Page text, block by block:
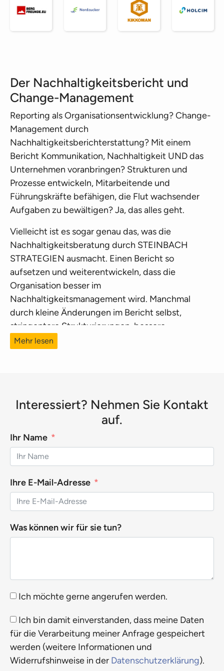
Der Nachhaltigkeitsbericht und
Change-Management
Reporting als Organisationsentwicklung? Change-
Management durch
Nachhaltigkeitsberichterstattung? Mit einem
Bericht Kommunikation, Nachhaltigkeit UND das
Unternehmen voranbringen? Strukturen und
Prozesse entwickeln, Mitarbeitende und
Führungskräfte befähigen, die Flut wachsender
Aufgaben zu bewältigen? Ja, das alles geht.
Vielleicht ist es sogar genau das, was die
Nachhaltigkeitsberatung durch STEINBACH
STRATEGIEN ausmacht. Einen Bericht so
aufsetzen und weiterentwickeln, dass die
Organisation besser im
Nachhaltigkeitsmanagement wird. Manchmal
durch kleine Änderungen im Bericht selbst,
stringentere Strukturierungen, bessere
Formulierungen ohne Greenwashing und Blabla –
der Nachhaltigkeitsbericht und der
Geschäftsbericht zusammen? Auch größere
Kennzahlen und der Diskussion über
Nachhaltigkeitsstrategie und Ziele können
Meilensteine erreicht werden. Darüber hat Anke
Steinbach auch in einem
gesprochen.
und Kompetenzen im Unternehmen, wie fügt sich
Mehr lesen
Interessiert? Nehmen Sie Kontakt
auf.
Ihr Name
Ihre E-Mail-Adresse
Was können wir für sie tun?
Ich möchte gerne angerufen werden.
Ich bin damit einverstanden, dass meine Daten
für die Verarbeitung meiner Anfrage gespeichert
werden (weitere Informationen und
Widerrufshinweise in der Datenschutzerklärung).